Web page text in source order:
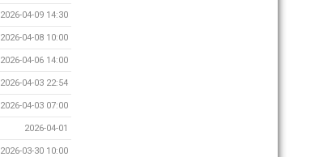
2026-04-09 14:30
2026-04-08 10:00
2026-04-06 14:00
2026-04-03 22:54
2026-04-03 07:00
2026-04-01
2026-03-30 10:00